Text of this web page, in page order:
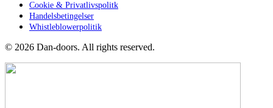
Cookie & Privatlivspolitk
Handelsbetingelser
Whistleblowerpolitik
© 2026 Dan-doors. All rights reserved.